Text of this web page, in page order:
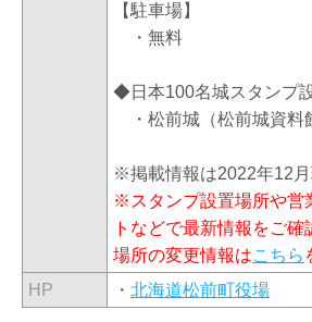
【駐車場】
・無料
◆日本100名城スタンプ
・松前城（松前城資料
※掲載情報は2022年12
※スタンプ設置場所や営
トなどで最新情報をご
場所の変更情報はこちら
HP
・ 北海道松前町役場